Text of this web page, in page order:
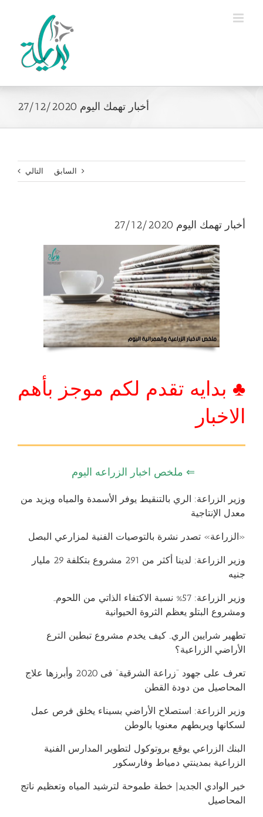
أخبار تهمك اليوم 27/12/2020
السابق التالي
أخبار تهمك اليوم 27/12/2020
♣ بدايه تقدم لكم موجز بأهم
الاخبار
⇐ ملخص اخبار الزراعه اليوم
وزير الزراعة: الري بالتنقيط يوفر الأسمدة والمياه ويزيد من
معدل الإنتاجية
«الزراعة» تصدر نشرة بالتوصيات الفنية لمزارعي البصل
وزير الزراعة: لدينا أكثر من 291 مشروع بتكلفة 29 مليار
جنيه
وزير الزراعة: 57% نسبة الاكتفاء الذاتي من اللحوم..
ومشروع البتلو يعظم الثروة الحيوانية
تطهير شرايين الري.. كيف يخدم مشروع تبطين الترع
الأراضي الزراعية؟
تعرف على جهود “زراعة الشرقية” فى 2020 وأبرزها علاج
المحاصيل من دودة القطن
وزير الزراعة: استصلاح الأراضي بسيناء يخلق فرص عمل
لسكانها ويربطهم معنويا بالوطن
البنك الزراعي يوقع بروتوكول لتطوير المدارس الفنية
الزراعية بمدينتي دمياط وفارسكور
خير الوادي الجديد| خطة طموحة لترشيد المياه وتعظيم ناتج
المحاصيل